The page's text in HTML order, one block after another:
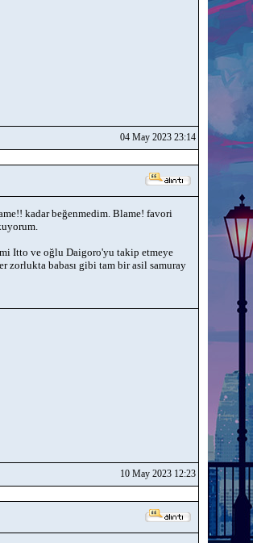
04 May 2023 23:14
kadar beğenmedim. Blame! favori
Itto ve oğlu Daigoro'yu takip etmeye
zorlukta babası gibi tam bir asil samuray
10 May 2023 12:23